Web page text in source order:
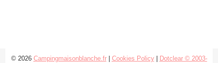
© 2026 Campingmaisonblanche.fr| Cookies Policy|
Dotclear © 2003-